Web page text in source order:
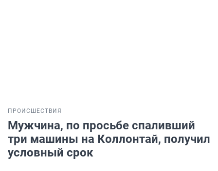
ПРОИСШЕСТВИЯ
Мужчина, по просьбе спаливший
три машины на Коллонтай, получил
условный срок